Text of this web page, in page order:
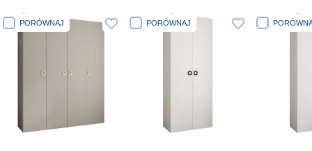
PORÓWNAJ PORÓWNAJ